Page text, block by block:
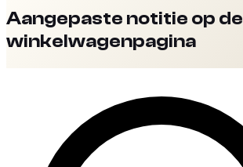
Aangepaste notitie op de
winkelwagenpagina